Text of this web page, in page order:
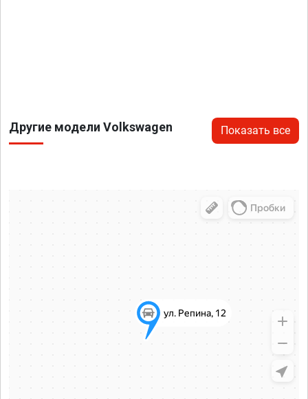
Другие модели Volkswagen Показать все